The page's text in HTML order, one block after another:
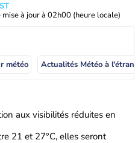
à jour à 02h00 (heure locale)
météo
aux visibilités réduites en
21 et 27°C, elles seront